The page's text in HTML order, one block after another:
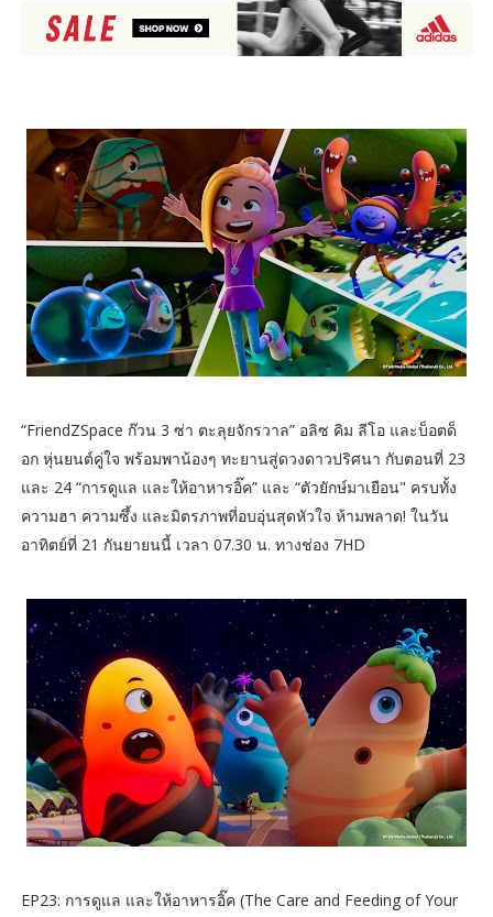
“FriendZSpace ก๊วน 3 ซ่า ตะลุยจักรวาล” อลิซ คิม ลีโอ และบ็อตด็
อก หุ่นยนต์คู่ใจ พร้อมพาน้องๆ ทะยานสู่ดวงดาวปริศนา กับตอนที่ 23
และ 24 “การดูแล และให้อาหารอิ๊ค” และ “ตัวยักษ์มาเยือน" ครบทั้ง
ความฮา ความซึ้ง และมิตรภาพที่อบอุ่นสุดหัวใจ ห้ามพลาด! ในวัน
อาทิตย์ที่ 21 กันยายนนี้ เวลา 07.30 น. ทางช่อง 7HD
EP23: การดูแล และให้อาหารอิ๊ค (The Care and Feeding of Your